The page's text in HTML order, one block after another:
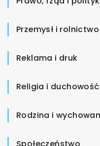
Przemysł i rolnictwo
Reklama i druk
Religia i duchowość
Rodzina i
Społeczeństwo